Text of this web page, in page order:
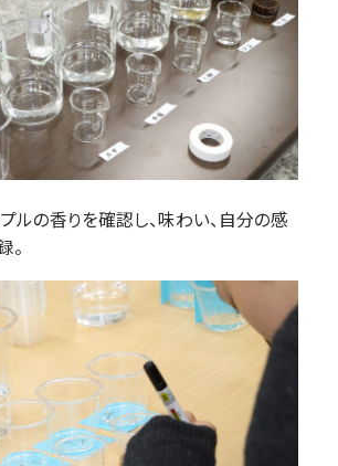
ルの香りを確認し、味わい、自分の感
。